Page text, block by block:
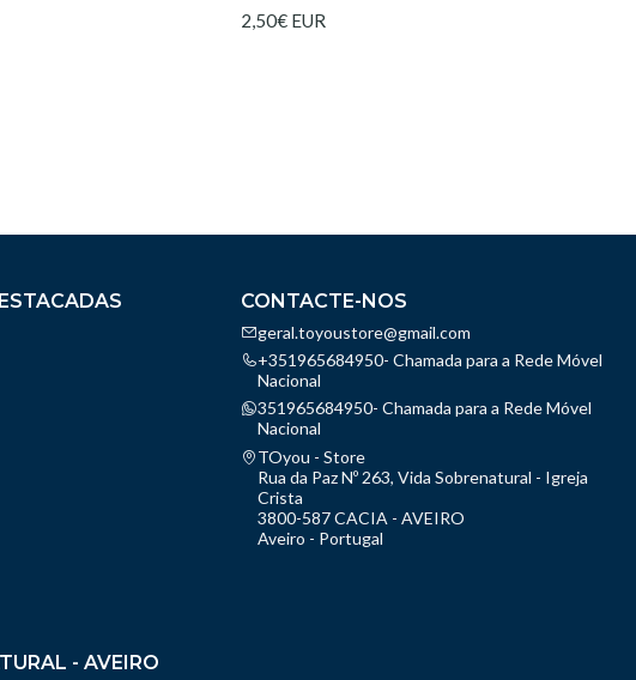
2,50€ EUR
CONTACTE-NOS
geral.toyoustore@gmail.com
+351965684950- Chamada para a Rede Móvel
Nacional
351965684950- Chamada para a Rede Móvel
Nacional
TOyou - Store
Rua da Paz Nº 263, Vida Sobrenatural - Igreja
Crista
3800-587 CACIA - AVEIRO
Aveiro - Portugal
- AVEIRO